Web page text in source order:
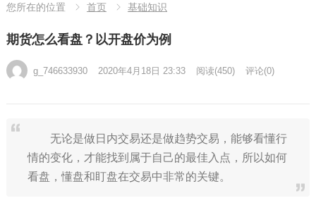
您所在的位置 首页 基础知识
期货怎么看盘？以开盘价为例
g_746633930 2020年4月18日 23:33 阅读(450) 评论(0)
无论是做日内交易还是做趋势交易，能够看懂行
情的变化，才能找到属于自己的最佳入点，所以如何
看盘，懂盘和盯盘在交易中非常的关键。